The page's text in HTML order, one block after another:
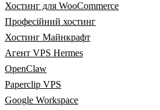
Хостинг для WooCommerce
Професійний хостинг
Хостинг Майнкрафт
Агент VPS Hermes
OpenClaw
Paperclip VPS
Google Workspace